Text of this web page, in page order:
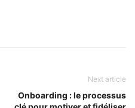
Next article
Onboarding : le processus